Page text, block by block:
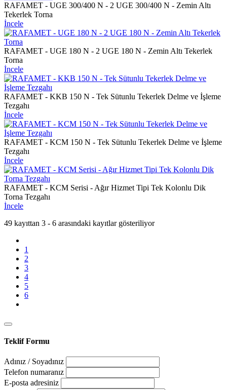
RAFAMET - UGE 300/400 N - 2 UGE 300/400 N - Zemin Altı
Tekerlek Torna
İncele
RAFAMET - UGE 180 N - 2 UGE 180 N - Zemin Altı Tekerlek
Torna
İncele
RAFAMET - KKB 150 N - Tek Sütunlu Tekerlek Delme ve İşleme
Tezgahı
İncele
RAFAMET - KCM 150 N - Tek Sütunlu Tekerlek Delme ve İşleme
Tezgahı
İncele
RAFAMET - KCM Serisi - Ağır Hizmet Tipi Tek Kolonlu Dik
Torna Tezgahı
İncele
49 kayıttan 3 - 6 arasındaki kayıtlar gösteriliyor
1
2
3
4
5
6
Teklif Formu
Adınız / Soyadınız
Telefon numaranız
E-posta adresiniz